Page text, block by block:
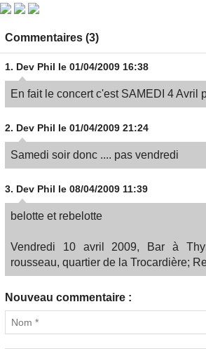
Commentaires (3)
1. Dev Phil le 01/04/2009 16:38
En fait le concert c'est SAMEDI 4 Avril
2. Dev Phil le 01/04/2009 21:24
Samedi soir donc .... pas vendredi
3. Dev Phil le 08/04/2009 11:39
belotte et rebelotte
Vendredi 10 avril 2009, Bar à
rousseau, quartier de la Trocardière;
Nouveau commentaire :